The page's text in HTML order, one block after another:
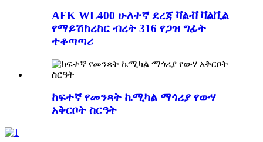
AFK WL400 ሁለተኛ ደረጃ ቫልቭ ቫልቪል
የማይሽከረከር ብረት 316 የጋዝ ግፊት
ተቆጣጣሪ
ከፍተኛ የመንጻት ኬሚካል ማጎሪያ የውሃ
አቅርቦት ስርዓት